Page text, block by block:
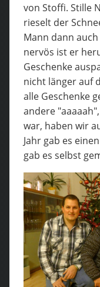
von Stoffi. Stille
rieselt der
Mann dann
nervös ist er
Geschenke
nicht länger auf
alle Geschenke
andere
war, haben wir
Jahr gab es
gab es selbst